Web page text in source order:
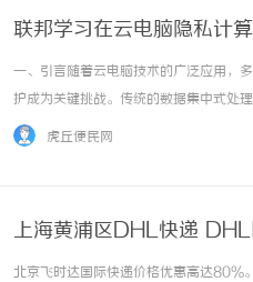
联邦学习在云电脑隐私计
一、引言随着云电脑技术的广泛应用，
护成为关键挑战。传统的数据集中式处
求。联邦学习（FederatedLearning）
虎丘便民网
上海黄浦区DHL快递
北京飞时达国际快递价格优惠高达80%